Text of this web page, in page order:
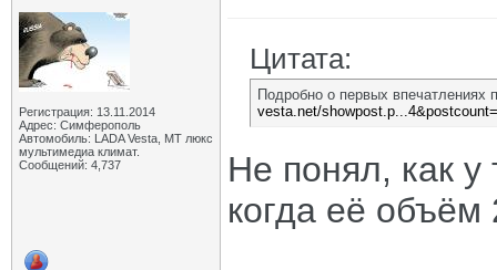
Регистрация: 13.11.2014
Адрес: Симферополь
Автомобиль: LADA Vesta, МТ люкс
мультимедиа климат.
Сообщений: 4,737
Цитата:
Подробно о первых впечатлениях
vesta.net/
Не понял, как
когда её объём